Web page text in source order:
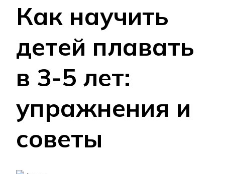
Как научить
детей плавать
в 3-5 лет:
упражнения и
советы